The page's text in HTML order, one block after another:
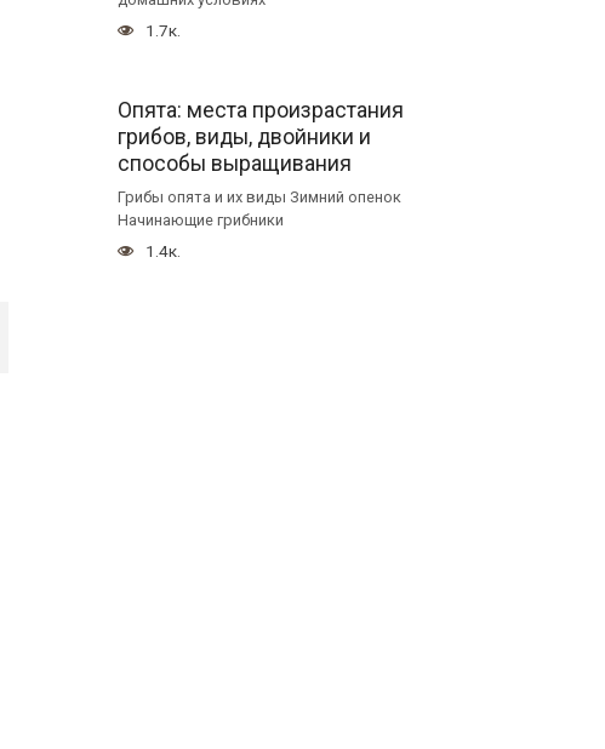
1.7к.
Опята: места произрастания
грибов, виды, двойники и
способы выращивания
Грибы опята и их виды Зимний опенок
Начинающие грибники
1.4к.